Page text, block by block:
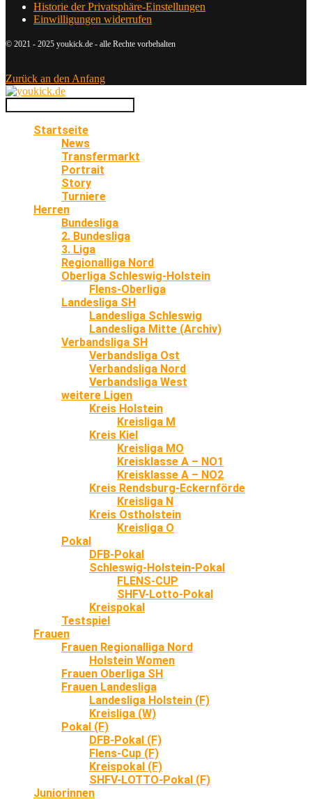
Historie der Privatsphäre-Einstellungen
Einwilligungen widerrufen
© 2021 - 2025 youkick.de - alle Rechte vorbehalten
Zurück an den Anfang
Startseite
News
Transfermarkt
Portrait
Story
Turniere
Herren
Bundesliga
2. Bundesliga
3. Liga
Regionalliga Nord
Oberliga Schleswig-Holstein
Flens-Oberliga
Landesliga SH
Landesliga Schleswig
Landesliga Mitte (Archiv)
Verbandsliga SH
Verbandsliga Ost
Verbandsliga Nord
Verbandsliga West
weitere Ligen
Kreis Holstein
Kreisliga M
Kreis Kiel
Kreisliga MO
Kreisklasse A – NO1
Kreisklasse A – NO2
Kreis Rendsburg-Eckernförde
Kreisliga N
Kreis Ostholstein
Kreisliga O
Pokal
DFB-Pokal
Schleswig-Holstein-Pokal
FLENS-CUP
SHFV-Lotto-Pokal
Kreispokal
Testspiel
Frauen
Frauen Regionalliga Nord
Holstein Women
Frauen Oberliga SH
Frauen Landesliga
Landesliga Holstein (F)
Kreisliga (W)
Pokal (F)
DFB-Pokal (F)
Flens-Cup (F)
Kreispokal (F)
SHFV-LOTTO-Pokal (F)
Juniorinnen